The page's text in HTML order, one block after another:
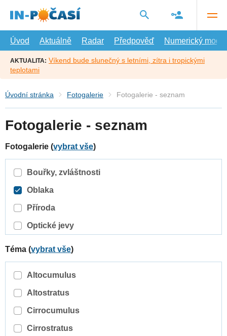
hlavní
Úvod
Aktuálně Radar Předpověď Numerický model
AKTUALITA: Víkend bude slunečný s letními, zítra i tropickými
teplotami
Úvodní stránka Fotogalerie Fotogalerie - seznam
Fotogalerie - seznam
Fotogalerie (vybrat vše)
Bouřky, zvláštnosti
Oblaka
Příroda
Optické jevy
Téma (vybrat vše)
Altocumulus
Altostratus
Cirrocumulus
Cirrostratus